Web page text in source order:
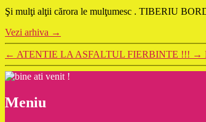
Şi mulţi alţii cărora le mulţumesc . TIBERIU
Vezi arhiva →
← ATENTIE LA ASFALTUL FIERBINTE !!! →
Meniu